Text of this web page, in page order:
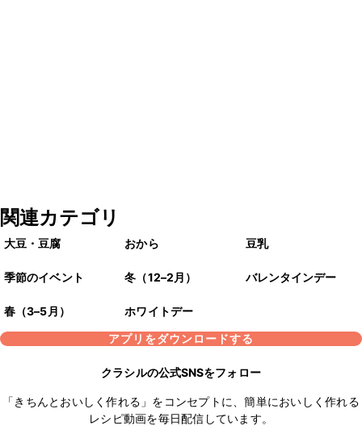
関連カテゴリ
大豆・豆腐 おから 豆乳
季節のイベント 冬（12–2月） バレンタインデー
春（3–5月）
ホワイトデー
アプリをダウンロードする
クラシルの公式SNSをフォロー
「きちんとおいしく作れる」をコンセプトに、簡単においしく作れる
レシピ動画を毎日配信しています。